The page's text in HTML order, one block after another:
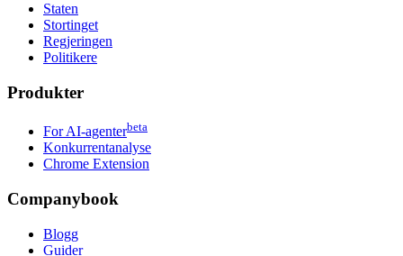
Staten
Stortinget
Regjeringen
Politikere
Produkter
For AI-agenterbeta
Konkurrentanalyse
Chrome Extension
Companybook
Blogg
Guider